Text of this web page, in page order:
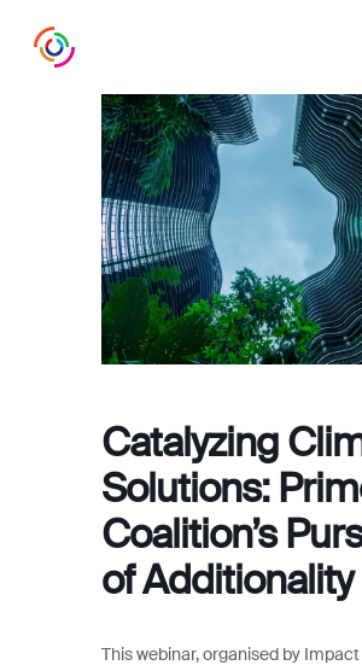
Catalyzing
Solutions:
Coalition’s
of Additionality
This webinar, organised by